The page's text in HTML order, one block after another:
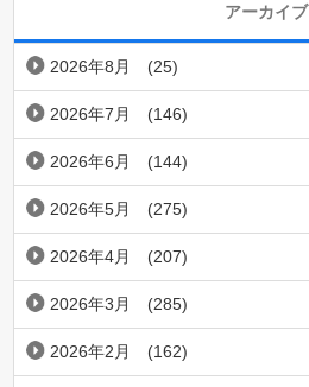
アーカイブ
2026年8月 (25)
2026年7月 (146)
2026年6月 (144)
2026年5月 (275)
2026年4月 (207)
2026年3月 (285)
2026年2月 (162)